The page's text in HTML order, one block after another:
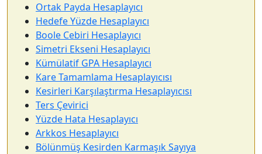
Ortak Payda Hesaplayıcı
Hedefe Yüzde Hesaplayıcı
Boole Cebiri Hesaplayıcı
Simetri Ekseni Hesaplayıcı
Kümülatif GPA Hesaplayıcı
Kare Tamamlama Hesaplayıcısı
Kesirleri Karşılaştırma Hesaplayıcısı
Ters Çevirici
Yüzde Hata Hesaplayıcı
Arkkos Hesaplayıcı
Bölünmüş Kesirden Karmaşık Sayıya